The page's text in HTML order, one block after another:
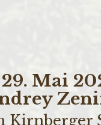
Mai
Kirnberger